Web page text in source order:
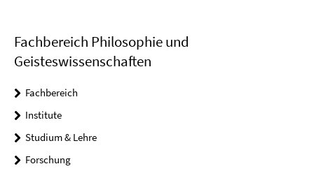
Fachbereich Philosophie und
Geisteswissenschaften
Fachbereich
Institute
Studium & Lehre
Forschung